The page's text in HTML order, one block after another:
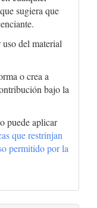
sugiera que
del material
o crea a
bajo la
puede aplicar
que restrinjan
permitido por la